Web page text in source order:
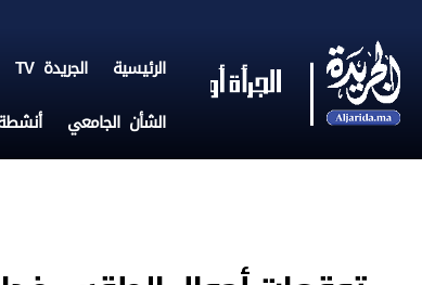
الرئيسية الجريدة TV
الشأن الجامعي